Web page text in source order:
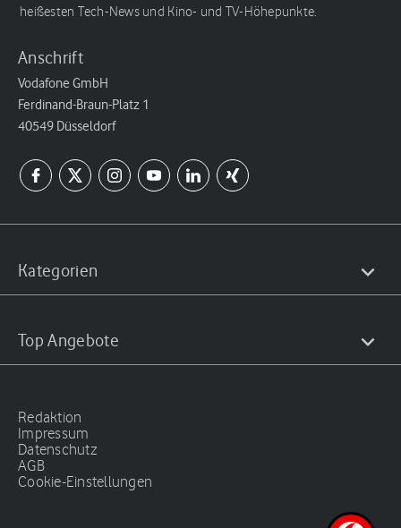
heißesten Tech-News und Kino- und TV-Höhepunkte.
Anschrift
Vodafone GmbH
Ferdinand-Braun-Platz 1
40549 Düsseldorf
Kategorien
Top Angebote
Redaktion
Impressum
Datenschutz
AGB
Cookie-Einstellungen